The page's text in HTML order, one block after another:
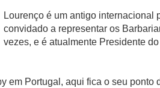
Lourenço é um antigo internacional
convidado a representar os
vezes, e é atualmente Presidente
em Portugal, aqui fica o seu ponto